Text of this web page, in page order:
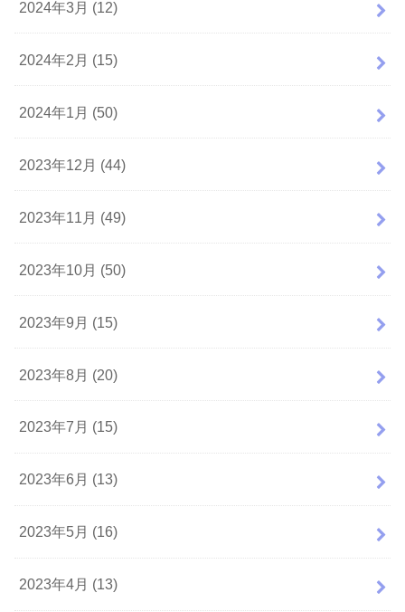
2024年3月 (12)
2024年2月 (15)
2024年1月 (50)
2023年12月 (44)
2023年11月 (49)
2023年10月 (50)
2023年9月 (15)
2023年8月 (20)
2023年7月 (15)
2023年6月 (13)
2023年5月 (16)
2023年4月 (13)